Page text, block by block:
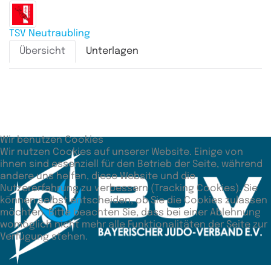
TSV Neutraubling
Übersicht
Unterlagen
Wir benutzen Cookies
Wir nutzen Cookies auf unserer Website. Einige von
ihnen sind essenziell für den Betrieb der Seite, während
andere uns helfen, diese Website und die
Nutzererfahrung zu verbessern (Tracking Cookies). Sie
können selbst entscheiden, ob Sie die Cookies zulassen
möchten. Bitte beachten Sie, dass bei einer Ablehnung
womöglich nicht mehr alle Funktionalitäten der Seite zur
Verfügung stehen.